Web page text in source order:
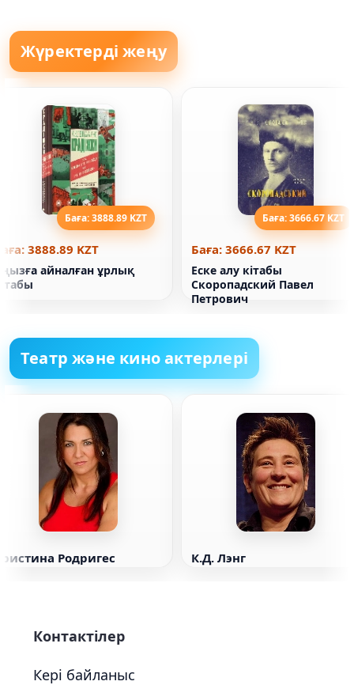
Жүректерді жеңу
Баға: 3888.89 KZT
3888.89 KZT
айналған ұрлық
Баға: 3666.67 KZT
Баға: 3666.67 KZT
Еске алу кітабы
Скоропадский Павел
Петрович
Театр және кино актерлері
Родригес К.Д. Лэнг
Контактілер
Кері байланыс